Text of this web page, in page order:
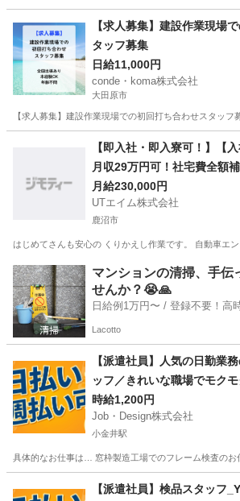
建築 スタッフ
【求人募集】建設作業現場
タッフ募集
日給11,000円
conde・koma株式会社
大田原市
【求人募集】建設作業現場での初回打ち合わせスタッ
その他 スタッフ
【即入社・即入寮可！】【
月収29万円可！社宅費全額
の組立て・検査・フォーク
◎駅から無料送迎あり！若手
栃木県栃木市＞
月給230,000円
UTエイム株式会社
鹿沼市
はじめてさんも安心の くりかえし作業です。 自動車エ
栃木 鹿沼市 大工
マンションの清掃、手伝
せんか？😭🙏
日給例1万円〜 / 登録
Lacotto
【派遣社員】人気の日勤業
ッフ／きれいな職場でモク
以上も可能◎
時給1,200円
Job・Design株式会社
小金井駅
具体的なお仕事は… 窓枠製造工場でのフレーム検査の
小金井駅 大工
【派遣社員】検品スタッフ